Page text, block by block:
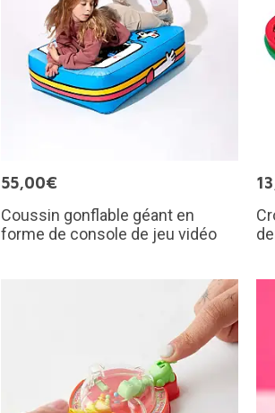
55,00€
Coussin gonflable géant en
forme de console de jeu vidéo